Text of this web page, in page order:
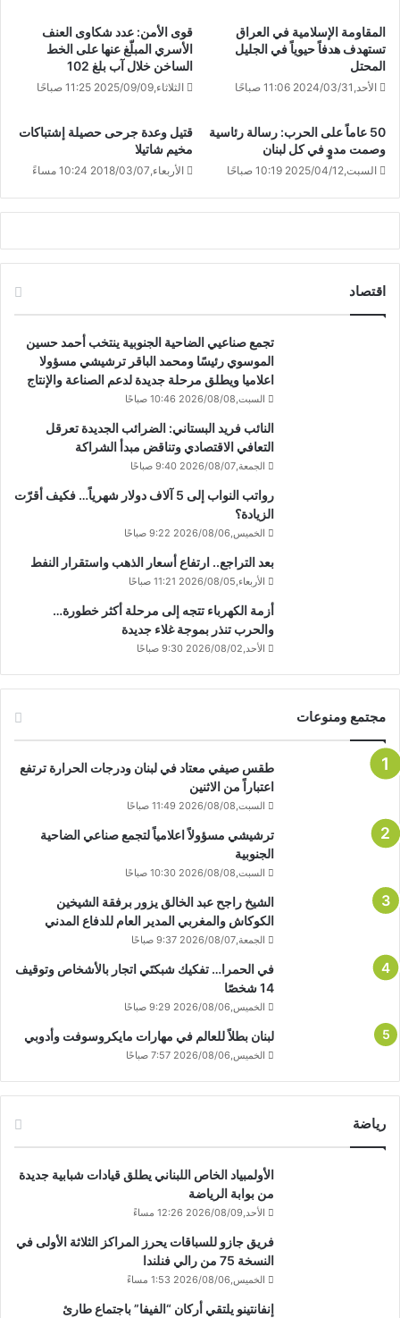
المقاومة الإسلامية في العراق
تستهدف هدفاً حيوياً في الجليل
المحتل
الأحد,2024/03/31 11:06 صباحًا
قوى الأمن: عدد شكاوى العنف
الأسري المبلّغ عنها على الخط
الساخن خلال آب بلغ 102
الثلاثاء,2025/09/09 11:25 صباحًا
50 عاماً على الحرب: رسالة رئاسية
وصمت مدوٍ في كل لبنان
السبت,2025/04/12 10:19 صباحًا
قتيل وعدة جرحى حصيلة إشتباكات
مخيم شاتيلا
الأربعاء,2018/03/07 10:24 مساءً
اقتصاد
تجمع صناعيي الضاحية الجنوبية ينتخب أحمد حسين
الموسوي رئيسًا ومحمد الباقر ترشيشي مسؤولا
اعلاميا ويطلق مرحلة جديدة لدعم الصناعة والإنتاج
السبت,2026/08/08 10:46 صباحًا
النائب فريد البستاني: الضرائب الجديدة تعرقل
التعافي الاقتصادي وتناقض مبدأ الشراكة
الجمعة,2026/08/07 9:40 صباحًا
رواتب النواب إلى 5 آلاف دولار شهرياً… فكيف أقرّت
الزيادة؟
الخميس,2026/08/06 9:22 صباحًا
بعد التراجع.. ارتفاع أسعار الذهب واستقرار النفط
الأربعاء,2026/08/05 11:21 صباحًا
أزمة الكهرباء تتجه إلى مرحلة أكثر خطورة…
والحرب تنذر بموجة غلاء جديدة
الأحد,2026/08/02 9:30 صباحًا
مجتمع ومنوعات
طقس صيفي معتاد في لبنان ودرجات الحرارة ترتفع
اعتباراً من الاثنين
السبت,2026/08/08 11:49 صباحًا
ترشيشي مسؤولاً اعلامياً لتجمع صناعي الضاحية
الجنوبية
السبت,2026/08/08 10:30 صباحًا
الشيخ راجح عبد الخالق يزور برفقة الشيخين
الكوكاش والمغربي المدير العام للدفاع المدني
الجمعة,2026/08/07 9:37 صباحًا
في الحمرا… تفكيك شبكتَي اتجار بالأشخاص وتوقيف
14 شخصًا
الخميس,2026/08/06 9:29 صباحًا
لبنان بطلاً للعالم في مهارات مايكروسوفت وأدوبي
الخميس,2026/08/06 7:57 صباحًا
رياضة
الأولمبياد الخاص اللبناني يطلق قيادات شبابية جديدة
من بوابة الرياضة
الأحد,2026/08/09 12:26 مساءً
فريق جازو للسباقات يحرز المراكز الثلاثة الأولى في
النسخة 75 من رالي فنلندا
الخميس,2026/08/06 1:53 مساءً
إنفانتينو يلتقي أركان “الفيفا” باجتماع طارئ